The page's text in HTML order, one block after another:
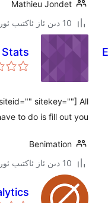
Mathieu Jondet
10 دىن ئاز ئاكتىپ ئورنىتىش
sitekey=""] All
to do is fill out you …
Benimation
10 دىن ئاز ئاكتىپ ئورنىتىش